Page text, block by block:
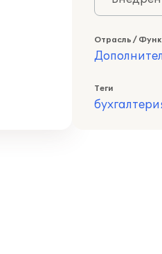
Отрасль /
Теги